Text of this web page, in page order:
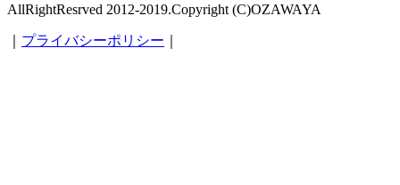
AllRightResrved 2012-2019.Copyright (C)OZAWAYA
プライバシーポリシー